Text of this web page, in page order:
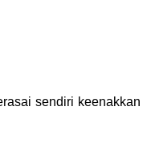
sendiri keenakkan